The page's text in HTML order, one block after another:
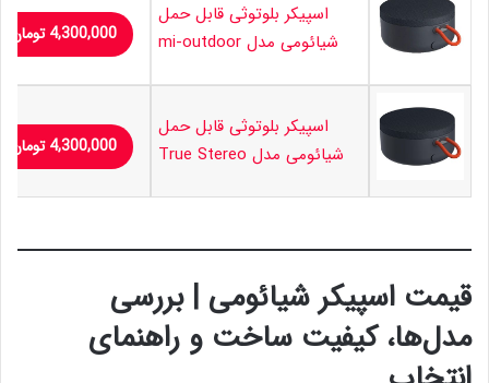
اسپیکر بلوتوثی قابل حمل
شیائومی مدل mi-outdoor
4,300,000 تومان
اسپیکر بلوتوثی قابل حمل
شیائومی مدل True Stereo
4,300,000 تومان
قیمت اسپیکر شیائومی | بررسی
مدل‌ها، کیفیت ساخت و راهنمای